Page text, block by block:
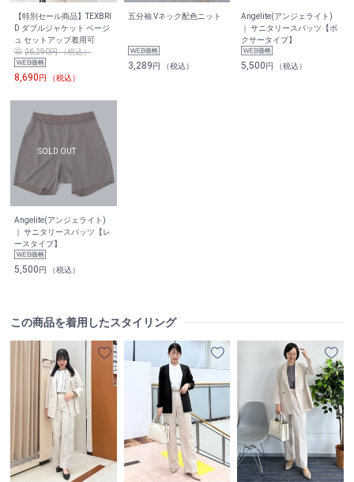
【特別セール商品】TEXBRI
D ダブルジャケット ベージ
ュ セットアップ着用可
26,290円 （税込）
8,690円 （税込）
五分袖 Vネック配色ニット
3,289円 （税込）
Angelite(アンジェライト)
｜ サニタリースパッツ【ボ
クサータイプ】
5,500円 （税込）
Angelite(アンジェライト)
｜ サニタリースパッツ【レ
ースタイプ】
5,500円 （税込）
この商品を着用したスタイリング